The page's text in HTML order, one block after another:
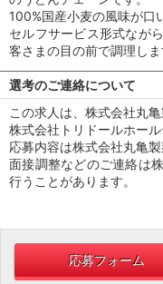
100%国産小麦の風味が口
セルフサービス形式なが
客さまの目の前で調理しま
選考のご連絡について
この求人は、株式会社丸
株式会社トリドールホー
応募内容は株式会社丸亀製
面接調整などのご連絡は
行うことがあります。
応募フォーム